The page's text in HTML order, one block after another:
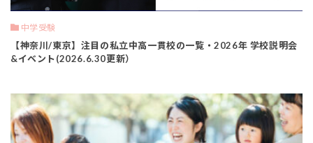
中学受験
【神奈川/東京】注目の私立中高一貫校の一覧・2026年 学校説明会
&イベント(2026.6.30更新）